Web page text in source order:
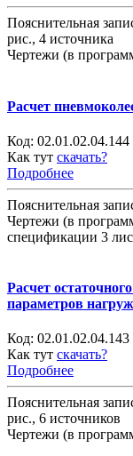
Пояснительная
рис., 4 источника
Чертежи (в
Расчет
Код: 02.01.02.04.144
Как тут скачать?
Подробнее
Пояснительная
Чертежи (в
спецификации 3
Расчет
параметров
Код: 02.01.02.04.143
Как тут скачать?
Подробнее
Пояснительная
рис., 6 источников
Чертежи (в